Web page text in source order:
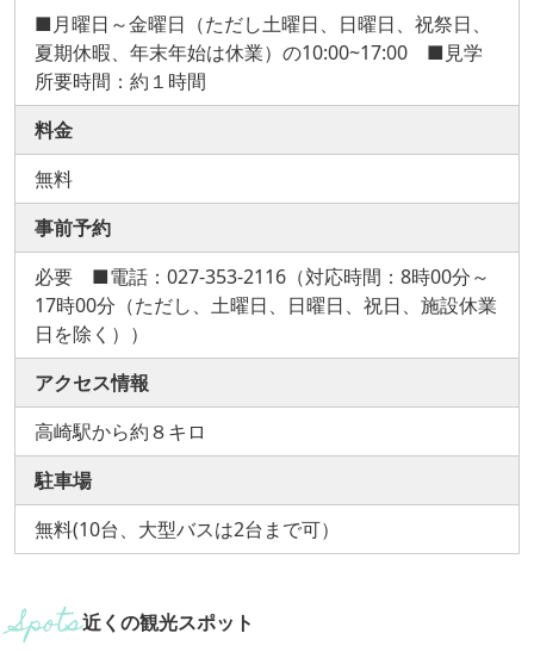
■月曜日～金曜日（ただし土曜日、日曜日、祝祭日、
夏期休暇、年末年始は休業）の10:00~17:00 ■見学
所要時間：約１時間
料金
無料
事前予約
必要 ■電話：027-353-2116（対応時間：8時00分～
17時00分（ただし、土曜日、日曜日、祝日、施設休業
日を除く））
アクセス情報
高崎駅から約８キロ
駐車場
無料(10台、大型バスは2台まで可）
近くの観光スポット